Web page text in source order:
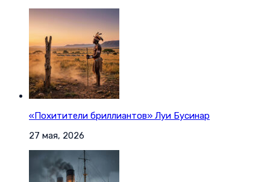
«Похитители бриллиантов» Луи Бусинар
27 мая, 2026